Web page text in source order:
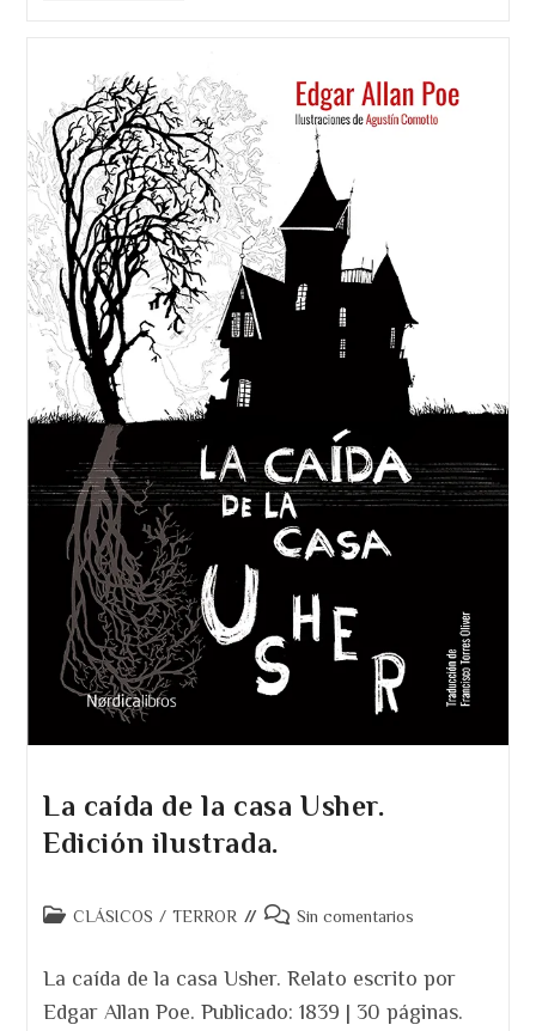
Dupin
La caída de la casa Usher.
Edición ilustrada.
Categoría
entrada:
CLÁSICOS / TERROR
Comentarios
entrada:
Sin comentarios
La caída de la casa Usher. Relato escrito por
Edgar Allan Poe. Publicado: 1839 | 30 páginas.